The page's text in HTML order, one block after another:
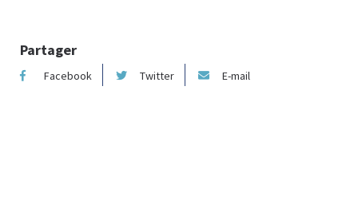
Partager
Facebook Twitter E-mail